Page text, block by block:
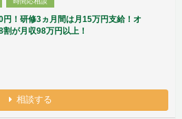
円！研修3ヵ月間は月15万円支給！オ
割が月収98万円以上！
相談する